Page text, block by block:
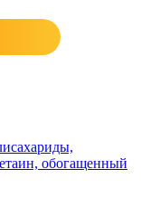
обогащенный